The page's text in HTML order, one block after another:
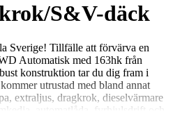
S&V-däck
Sverige! Tillfälle att förvärva en
Automatisk med 163hk från
konstruktion tar du dig fram i
utrustad med bland annat
extraljus, dragkrok, dieselvärmare
automatlåda, fyrhjulsdrift och
• Senast service 2025-09-